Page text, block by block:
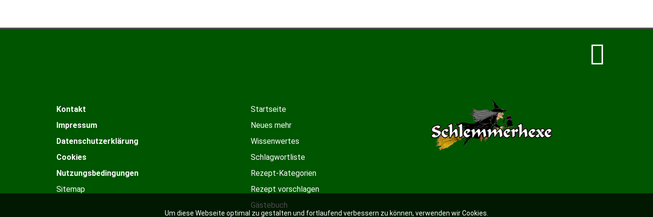
Kontakt
Impressum
Datenschutzerklärung
Cookies
Nutzungsbedingungen
Sitemap
Startseite
Neues mehr
Wissenwertes
Schlagwortliste
Rezept-Kategorien
Rezept vorschlagen
Gästebuch
Um diese Webseite optimal zu gestalten und fortlaufend verbessern zu können, verwenden wir Cookies.